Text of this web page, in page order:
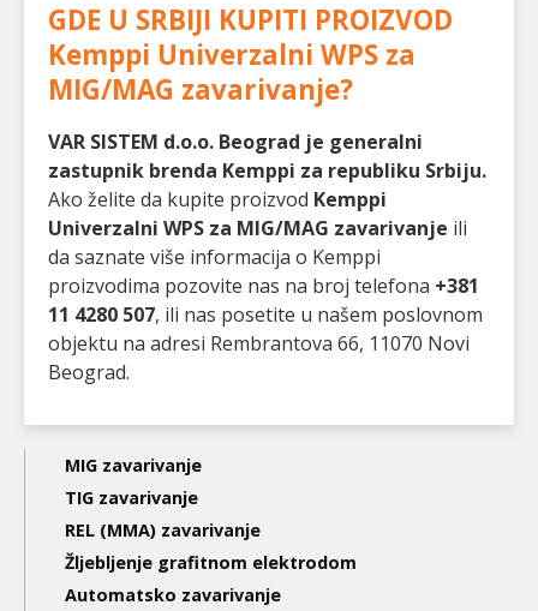
GDE U SRBIJI KUPITI PROIZVOD
Kemppi Univerzalni WPS za
MIG/MAG zavarivanje?
VAR SISTEM d.o.o. Beograd je generalni
zastupnik brenda Kemppi za republiku Srbiju.
Ako želite da kupite proizvod Kemppi
Univerzalni WPS za MIG/MAG zavarivanje ili
da saznate više informacija o Kemppi
proizvodima pozovite nas na broj telefona +381
11 4280 507, ili nas posetite u našem poslovnom
objektu na adresi Rembrantova 66, 11070 Novi
Beograd.
Main
navigation
3nd
level
MIG zavarivanje
TIG zavarivanje
REL (MMA) zavarivanje
Žljebljenje grafitnom elektrodom
Automatsko zavarivanje